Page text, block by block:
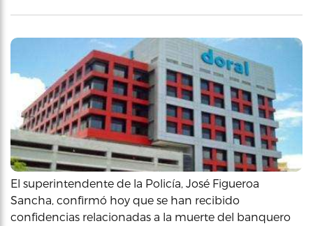
El superintendente de la Policía, José Figueroa
Sancha, confirmó hoy que se han recibido
confidencias relacionadas a la muerte del banquero